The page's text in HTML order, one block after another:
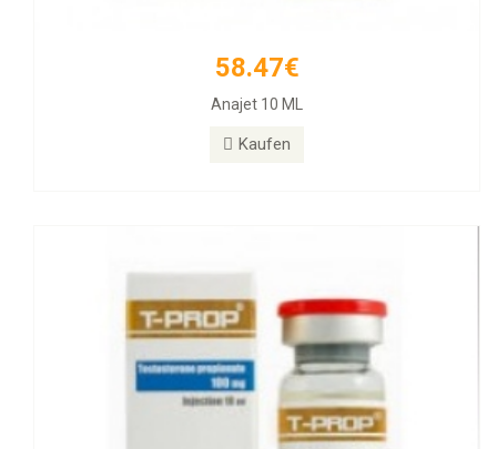
58.47€
Anajet 10 ML
Kaufen
66.21€
T-PROP 100 mg